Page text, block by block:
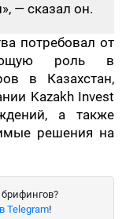
— сказал он.
потребовал от
роль в
в Казахстан,
Kazakh Invest
а также
решения на
брифингов?
Telegram!